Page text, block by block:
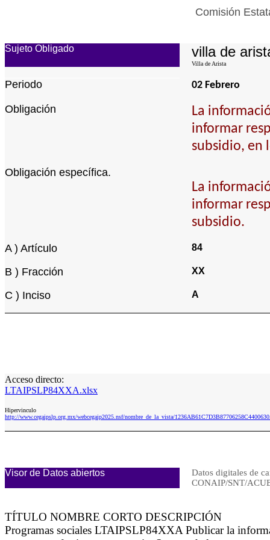
Comisión
Sujeto Obligado villa de
Villa de Arista
Periodo 02 Febrero
Obligación
La
informar
subsidio, en
Obligación específica.
La
informar
subsidio.
A ) Artículo 84
B ) Fracción XX
C ) Inciso A
Acceso directo:
LTAIPSLP84XXA.xlsx
Hipervinculo
http://www.cegaipslp.org.mx/webcegaip2025.nsf/nombre_de_la_vista/
Visor de Datos abiertos
Datos digitales de
CONAIP/SNT/
TÍTULO NOMBRE CORTO DESCRIPCIÓN
Programas sociales LTAIPSLP84XXA Publicar la